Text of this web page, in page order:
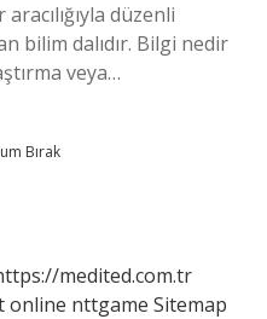
düzenli
bilim dalıdır. Bilgi nedir
veya…
Bırak
medited.com.tr
online nttgame Sitemap